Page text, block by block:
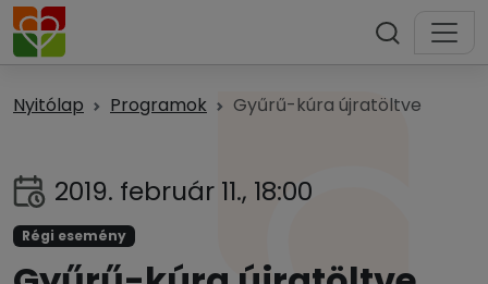
Nyitólap Programok Gyűrű-kúra újratöltve
2019. február 11., 18:00
Régi esemény